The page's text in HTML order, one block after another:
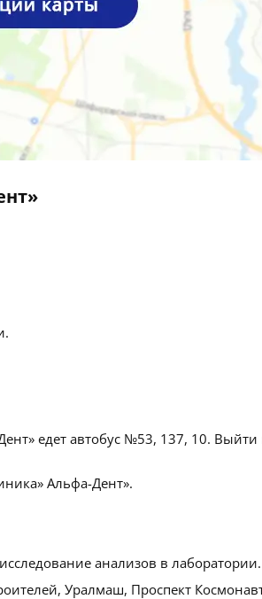
едет автобус №53, 137, 10. Выйти
Альфа-Дент».
анализов в лаборатории.
Уралмаш, Проспект